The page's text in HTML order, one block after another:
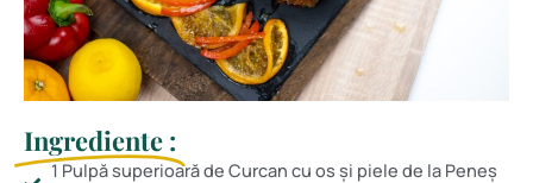
Ingrediente :
1 Pulpă superioară de Curcan cu os și piele de la Peneș